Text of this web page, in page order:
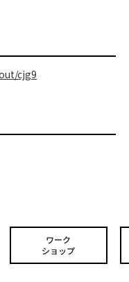
cjg9
ワーク
ショップ